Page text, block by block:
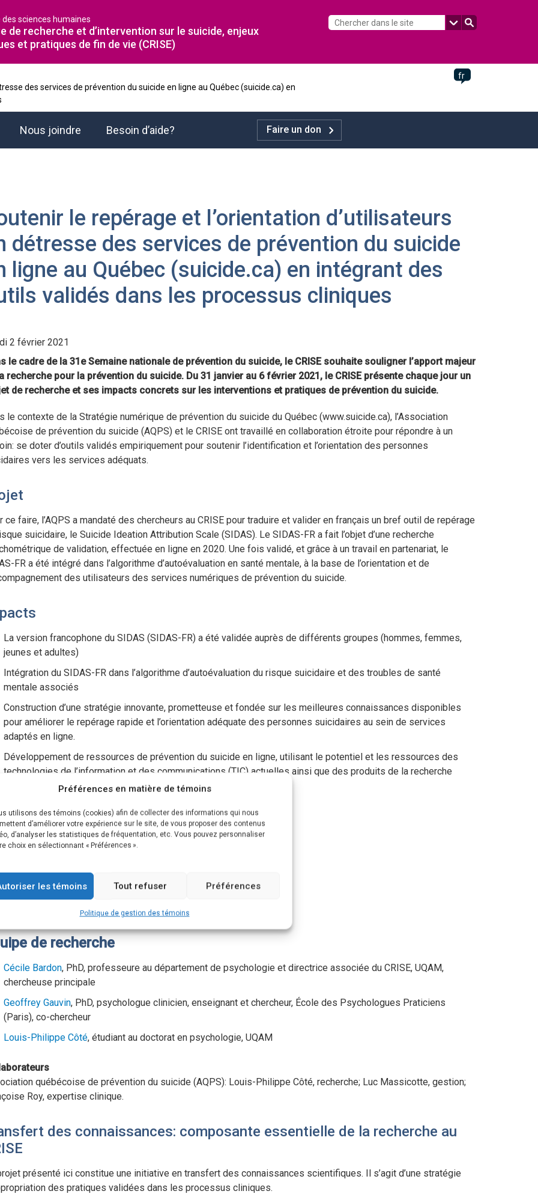
Préférences en matière de témoins
utilisons des témoins (cookies) afin de collecter des informations qui nous
d’améliorer votre expérience sur le site, de vous proposer des contenus
d’analyser les statistiques de fréquentation, etc. Vous pouvez personnaliser
choix en sélectionnant « Préférences ».
les témoins Tout refuser Préférences
Politique de gestion des témoins
des sciences humaines
de recherche et d’intervention sur le suicide, enjeux
et pratiques de fin de vie (CRISE)
des services de prévention du suicide en ligne au Québec (suicide.ca) en
fr
Nous joindre Besoin d’aide? Faire un don
le repérage et l’orientation d’utilisateurs
détresse des services de prévention du suicide
ligne au Québec (suicide.ca) en intégrant des
validés dans les processus cliniques
2 février 2021
le cadre de la 31e Semaine nationale de prévention du suicide, le CRISE souhaite souligner l’apport majeur
recherche pour la prévention du suicide. Du 31 janvier au 6 février 2021, le CRISE présente chaque jour un
de recherche et ses impacts concrets sur les interventions et pratiques de prévention du suicide.
le contexte de la Stratégie numérique de prévention du suicide du Québec (www.suicide.ca), l’Association
de prévention du suicide (AQPS) et le CRISE ont travaillé en collaboration étroite pour répondre à un
se doter d’outils validés empiriquement pour soutenir l’identification et l’orientation des personnes
vers les services adéquats.
ce faire, l’AQPS a mandaté des chercheurs au CRISE pour traduire et valider en français un bref outil de repérage
suicidaire, le Suicide Ideation Attribution Scale (SIDAS). Le SIDAS-FR a fait l’objet d’une recherche
de validation, effectuée en ligne en 2020. Une fois validé, et grâce à un travail en partenariat, le
FR a été intégré dans l’algorithme d’autoévaluation en santé mentale, à la base de l’orientation et de
des utilisateurs des services numériques de prévention du suicide.
La version francophone du SIDAS (SIDAS-FR) a été validée auprès de différents groupes (hommes, femmes,
jeunes et adultes)
Intégration du SIDAS-FR dans l’algorithme d’autoévaluation du risque suicidaire et des troubles de santé
mentale associés
Construction d’une stratégie innovante, prometteuse et fondée sur les meilleures connaissances disponibles
pour améliorer le repérage rapide et l’orientation adéquate des personnes suicidaires au sein de services
adaptés en ligne.
Développement de ressources de prévention du suicide en ligne, utilisant le potentiel et les ressources des
technologies de l’information et des communications (TIC) actuelles ainsi que des produits de la recherche
récente en suicidologie.
de recherche du CRISE
Axe 2 – Interventions pour prévenir le suicide et ses conséquences
Bardon, PhD, chercheuse principale
de recherche
Cécile Bardon, PhD, professeure au département de psychologie et directrice associée du CRISE, UQAM,
chercheuse principale
Geoffrey Gauvin, PhD, psychologue clinicien, enseignant et chercheur, École des Psychologues Praticiens
(Paris), co-chercheur
Louis-Philippe Côté, étudiant au doctorat en psychologie, UQAM
québécoise de prévention du suicide (AQPS): Louis-Philippe Côté, recherche; Luc Massicotte, gestion;
Roy, expertise clinique.
des connaissances: composante essentielle de la recherche au
présenté ici constitue une initiative en transfert des connaissances scientifiques. Il s’agit d’une stratégie
des pratiques validées dans les processus cliniques.